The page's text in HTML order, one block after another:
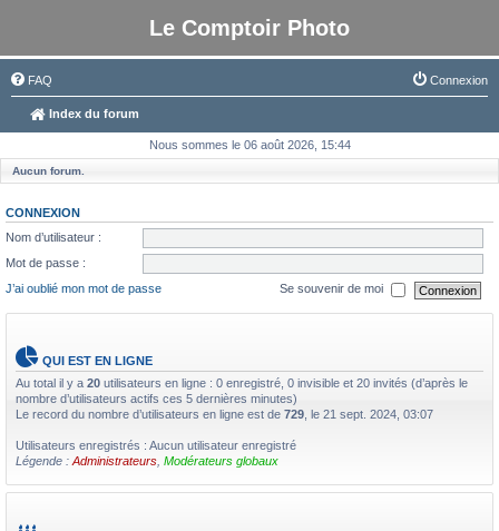
Le Comptoir Photo
FAQ Connexion
Index du forum
Nous sommes le 06 août 2026, 15:44
Aucun forum.
CONNEXION
Nom d’utilisateur :
Mot de passe :
J’ai oublié mon mot de passe
Se souvenir de moi
QUI EST EN LIGNE
Au total il y a 20 utilisateurs en ligne : 0 enregistré, 0 invisible et 20 invités (d’après le
nombre d’utilisateurs actifs ces 5 dernières minutes)
Le record du nombre d’utilisateurs en ligne est de 729 , le 21 sept. 2024, 03:07
Utilisateurs enregistrés : Aucun utilisateur enregistré
Légende : Administrateurs Modérateurs globaux